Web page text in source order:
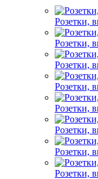
Розетки,
Розетки,
Розетки,
Розетки,
Розетки,
Розетки,
Розетки,
Розетки,